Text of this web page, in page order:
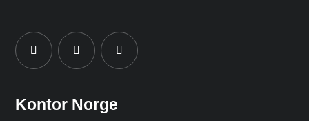
Kontor Norge